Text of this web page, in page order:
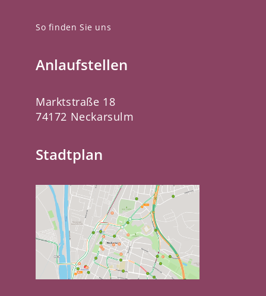
So finden Sie uns
Anlaufstellen
Marktstraße 18
74172 Neckarsulm
Stadtplan